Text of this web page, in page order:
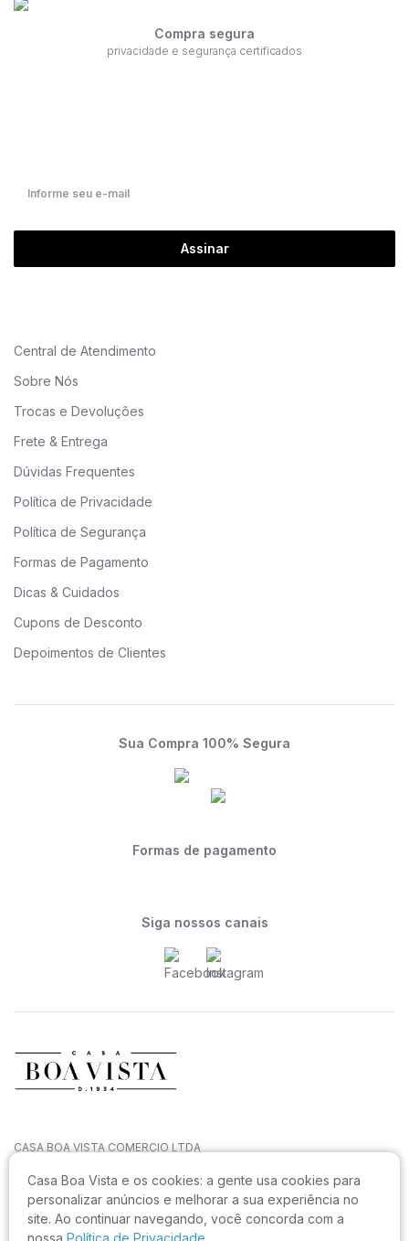
Casa Boa Vista e os cookies: a gente usa cookies para
personalizar anúncios e melhorar a sua experiência no
site. Ao continuar navegando, você concorda com a
nossa Política de Privacidade.
Compra segura
privacidade e segurança certificados
Assinar
CASA BOA VISTA COMERCIO LTDA
Rua João Sampaio da Silva, 144, Capoeiras
CEP: 88090-820, Florianópolis - SC
Não realizamos atendimento neste endereço.
Central de Atendimento
Sobre Nós
Trocas e Devoluções
Frete & Entrega
Dúvidas Frequentes
Política de Privacidade
Política de Segurança
Formas de Pagamento
Dicas & Cuidados
Cupons de Desconto
Depoimentos de Clientes
Sua Compra 100% Segura
Formas de pagamento
Siga nossos canais